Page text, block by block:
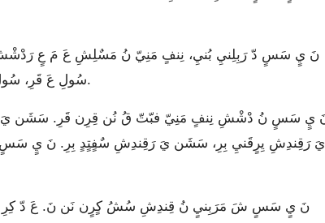
سُولِ عَ قَرِ، سُولِ عَ بُن. نِنفٍيٍ يٌ، يٍ سَسٍ يٌ، نَ بِرِن يَءِلَنشِ كٍرٍنيِ نَن نَ.
يَ رَقِندِشِ يِرٍقَنيِ بِرِ، سَشَن يَ رَقِندِشِ سٌفٍتٍدٍ بِرِ. نَ يٍ